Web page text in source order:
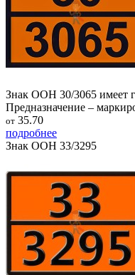
Знак ООН 30/3065 имеет
Предназначение –
от 35.70
подробнее
Знак ООН 33/3295